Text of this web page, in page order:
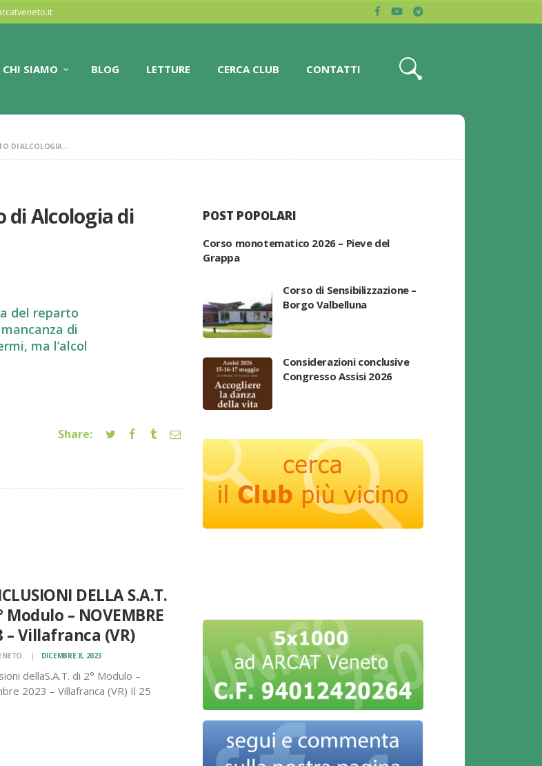
CHI SIAMO BLOG LETTURE CERCA CLUB CONTATTI
DI ALCOLOGIA...
Associazione regionale dei club alcologici
CLUB
di Alcologia di
del reparto
di
ma l’alcol
Share:
DELLA S.A.T.
Modulo – NOVEMBRE
– Villafranca (VR)
DICEMBRE 8, 2023
dellaS.A.T. di 2° Modulo –
2023 – Villafranca (VR) Il 25
POST POPOLARI
Corso monotematico 2026 – Pieve del
Grappa
Corso di Sensibilizzazione –
Borgo Valbelluna
Considerazioni conclusive
Congresso Assisi 2026